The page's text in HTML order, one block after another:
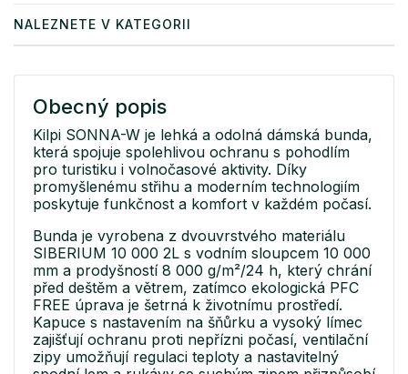
NALEZNETE V KATEGORII
Obecný popis
Kilpi SONNA-W je lehká a odolná dámská bunda,
která spojuje spolehlivou ochranu s pohodlím
pro turistiku i volnočasové aktivity. Díky
promyšlenému střihu a moderním technologiím
poskytuje funkčnost a komfort v každém počasí.
Bunda je vyrobena z dvouvrstvého materiálu
SIBERIUM 10 000 2L s vodním sloupcem 10 000
mm a prodyšností 8 000 g/m²/24 h, který chrání
před deštěm a větrem, zatímco ekologická PFC
FREE úprava je šetrná k životnímu prostředí.
Kapuce s nastavením na šňůrku a vysoký límec
zajišťují ochranu proti nepřízni počasí, ventilační
zipy umožňují regulaci teploty a nastavitelný